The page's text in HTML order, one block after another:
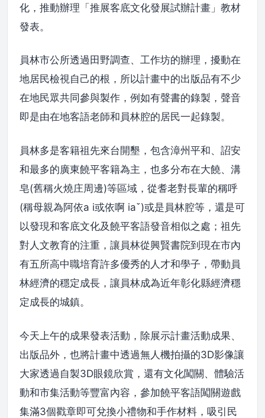
化，推動辦理「推展客底文化發展試辦計畫」教材
發表。
員林市公所透過田野調查、工作坊的辦理，擾動在
地居民檢視自己的根，所以計畫中的出版品有不少
在地民眾共同參與製作，例如有聲書的錄製，聲音
即是由在地客語老師和員林腔的居民一起錄製。
員林多是客籍祖先來台開墾，包含漳州平和、詔安
和最多的廣東饒平客籍為主，也多分布在大饒、溝
皂(舊稱火燒庄周邊)等區域，從耆老對長輩的稱呼
(稱母親為阿依a i或依啊 iaˇ)或是員林腔等，還是可
以發現和客底文化及饒平客語發音相似之處；祖先
對人文教育的注重，讓員林從興賢書院到現在市內
有五所高中職培育許多優秀的人才和學子，帶動員
林經濟的穩定成長，讓員林成為近年彰化縣經濟穩
定成長的城鎮。
今天上午的成果發表活動，除展示計畫活動成果、
出版品外，也將計畫中透過無人機拍攝的3D影像讓
大家透過自製3D眼鏡欣賞，還有文化闖關、體驗活
動和市集活動等豐富內容，參加饒平客語闖關遊戲
集滿3個戳章即可兌換小禮物和手作材料，吸引民